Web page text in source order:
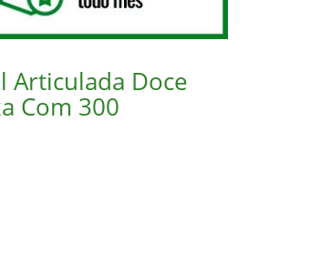
Articulada Doce
Com 300